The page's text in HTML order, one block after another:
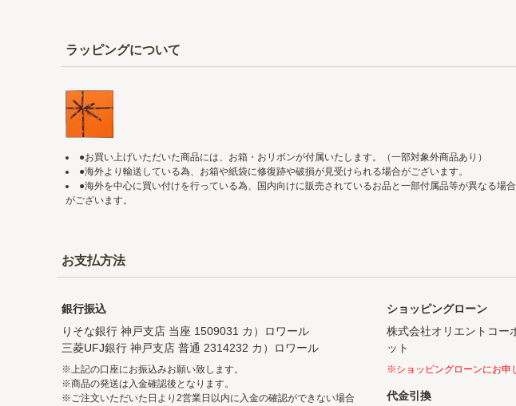
ラッピングについて
●お買い上げいただいた商品には、お箱・おリボンが付属いたします。（一部対象外商品あり）
●海外より輸送している為、お箱や紙袋に修復跡や破損が見受けられる場合がございます。
●海外を中心に買い付けを行っている為、国内向けに販売されているお品と一部付属品等が異なる場合
がございます。
お支払方法
銀行振込
りそな銀行 神戸支店 当座 1509031 カ）ロワール
三菱UFJ銀行 神戸支店 普通 2314232 カ）ロワール
※上記の口座にお振込みお願い致します。
※商品の発送は入金確認後となります。
※ご注文いただいた日より2営業日以内に入金の確認ができない場合
ショッピングローン
株式会社オリエントコー
ット
※ショッピングローンにお申
代金引換